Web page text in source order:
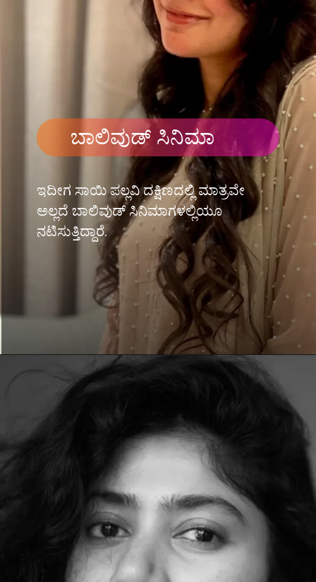
ಇದೀಗ ಸಾಯಿ ಪಲ್ಲವಿ ದಕ್ಷಿಣದಲ್ಲಿ ಮಾತ್ರವೇ
ಅಲ್ಲದೆ ಬಾಲಿವುಡ್ ಸಿನಿಮಾಗಳಲ್ಲಿಯೂ
ನಟಿಸುತ್ತಿದ್ದಾರೆ.
ಬಾಲಿವುಡ್ ಸಿನಿಮಾ